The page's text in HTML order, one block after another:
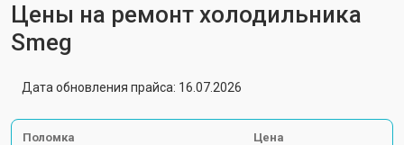
Цены на ремонт холодильника
Smeg
Дата обновления прайса: 16.07.2026
Поломка Цена